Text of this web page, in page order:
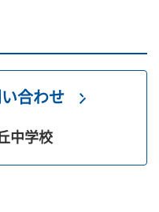
合わせ
中学校